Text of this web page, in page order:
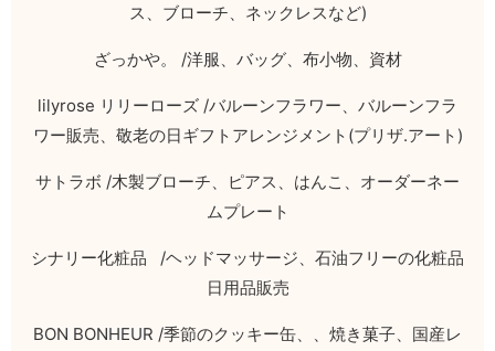
ス、ブローチ、ネックレスなど)
ざっかや。 /洋服、バッグ、布小物、資材
lilyrose リリーローズ /バルーンフラワー、バルーンフラ
ワー販売、敬老の日ギフトアレンジメント (プリザ.アート )
サトラボ /木製ブローチ、ピアス、はんこ、オーダーネー
ムプレート
シナリー化粧品 /ヘッドマッサージ、石油フリーの化粧品
日用品販売
BON BONHEUR /季節のクッキー缶、、焼き菓子、国産レ